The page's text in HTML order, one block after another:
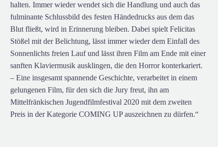
halten. Immer wieder wendet sich die Handlung und auch das
fulminante Schlussbild des festen Händedrucks aus dem das
Blut fließt, wird in Erinnerung bleiben. Dabei spielt Felicitas
Stößel mit der Belichtung, lässt immer wieder dem Einfall des
Sonnenlichts freien Lauf und lässt ihren Film am Ende mit einer
sanften Klaviermusik ausklingen, die den Horror konterkariert.
– Eine insgesamt spannende Geschichte, verarbeitet in einem
gelungenen Film, für den sich die Jury freut, ihn am
Mittelfränkischen Jugendfilmfestival 2020 mit dem zweiten
Preis in der Kategorie COMING UP auszeichnen zu dürfen.“